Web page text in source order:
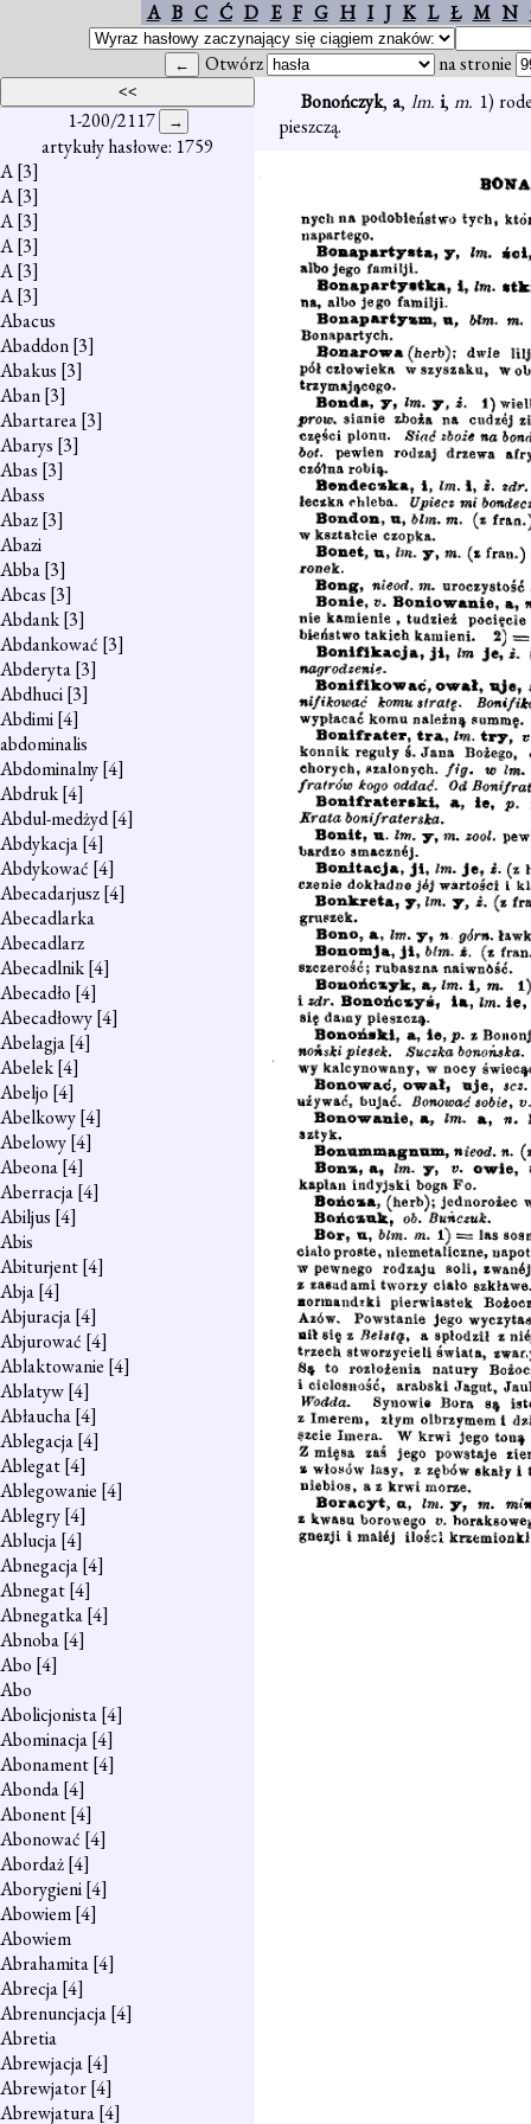
A B C Ć D E F G H I J K L Ł M N
Otwórz na stronie
1-200/2117
artykuły hasłowe: 1759
A[3]
A[3]
A[3]
A[3]
A[3]
A[3]
Abacus
Abaddon[3]
Abakus [3]
Aban[3]
Abartarea[3]
Abarys [3]
Abas [3]
Abass
Abaz[3]
Abazi
Abba[3]
Abcas [3]
Abdank[3]
Abdankować [3]
Abderyta[3]
Abdhuci[3]
Abdimi[4]
abdominalis
Abdominalny[4]
Abdruk[4]
Abdul-medżyd[4]
Abdykacja[4]
Abdykować [4]
Abecadarjusz[4]
Abecadlarka
Abecadlarz
Abecadlnik[4]
Abecadło [4]
Abecadłowy[4]
Abelagja[4]
Abelek[4]
Abeljo [4]
Abelkowy[4]
Abelowy[4]
Abeona[4]
Aberracja[4]
Abiljus [4]
Abis
Abiturjent[4]
Abja[4]
Abjuracja[4]
Abjurować [4]
Ablaktowanie [4]
Ablatyw[4]
Abłaucha[4]
Ablegacja[4]
Ablegat[4]
Ablegowanie [4]
Ablegry[4]
Ablucja[4]
Abnegacja[4]
Abnegat[4]
Abnegatka[4]
Abnoba[4]
Abo [4]
Abo
Abolicjonista[4]
Abominacja[4]
Abonament[4]
Abonda[4]
Abonent[4]
Abonować [4]
Abordaż[4]
Aborygieni[4]
Abowiem[4]
Abowiem
Abrahamita[4]
Abrecja[4]
Abrenuncjacja[4]
Abretia
Abrewjacja[4]
Abrewjator[4]
Abrewjatura[4]
Bonończyk,a,lm.i,m. 1)
pieszczą.